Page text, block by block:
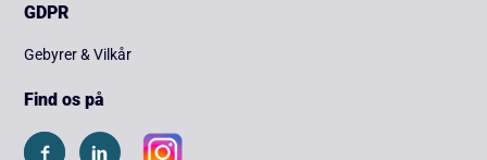
GDPR
Gebyrer & Vilkår
Find os på